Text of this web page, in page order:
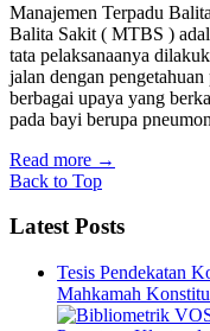
Manajemen Terpadu
Balita Sakit ( MTBS )
tata pelaksanaanya
jalan dengan
berbagai upaya yang
pada bayi berupa
Read more →
Back to Top
Latest Posts
Tesis Pendekatan
Mahkamah